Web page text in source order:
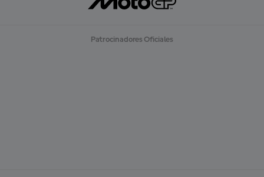
Patrocinadores Oficiales